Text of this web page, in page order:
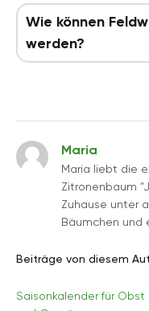
Wie können
werden?
Maria
Maria liebt die
Zitronenbaum
Zuhause unter
Bäumchen und
Beiträge von diesem
Saisonkalender für Obst